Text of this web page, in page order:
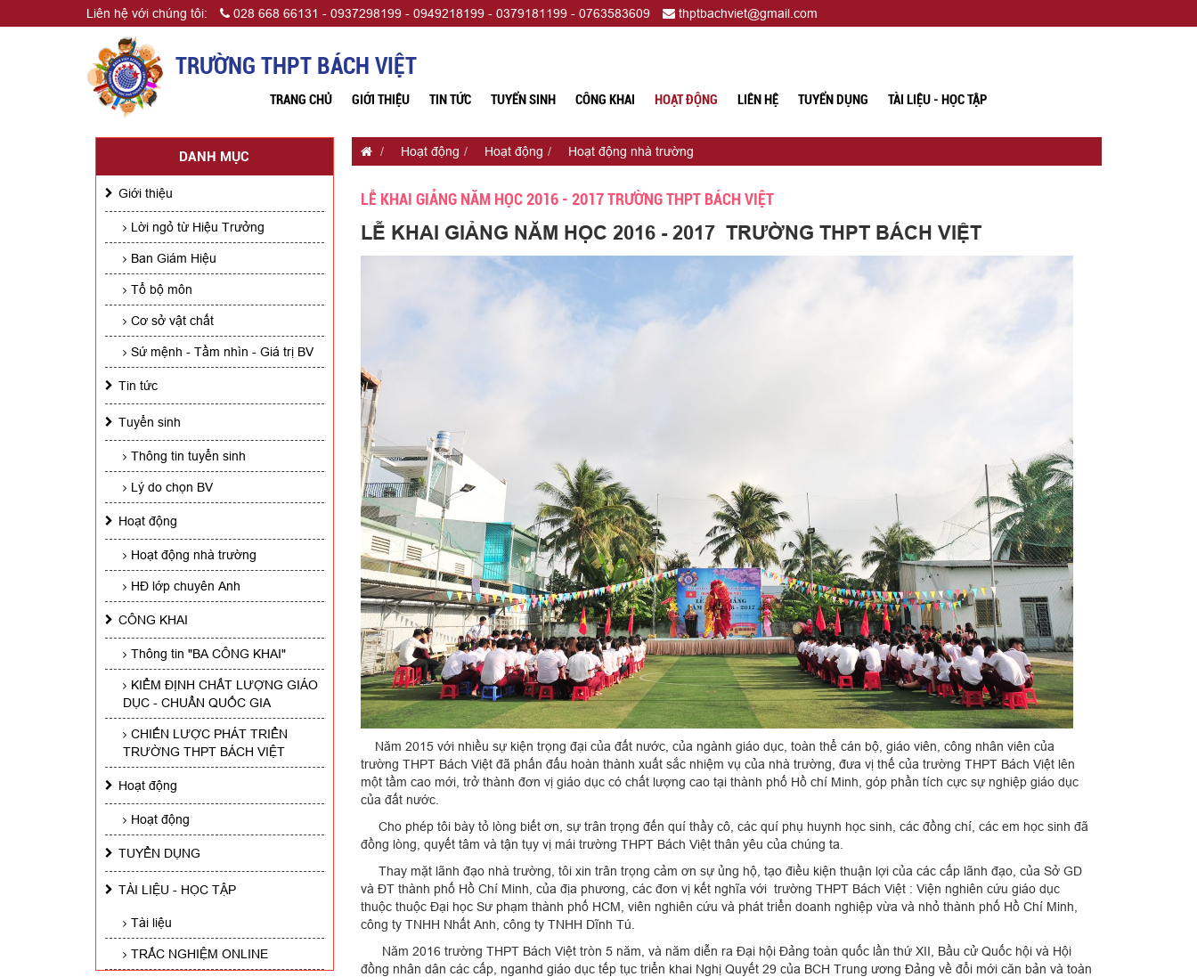
Liên hệ với chúng tôi: 028 668 66131 - 0937298199 - 0949218199 - 0379181199 - 0763583609 thptbachviet@gmail.com
TRƯỜNG THPT BÁCH VIỆT
TRANG CHỦ GIỚI THIỆU TIN TỨC TUYỂN SINH CÔNG KHAI HOẠT ĐỘNG LIÊN HỆ TUYỂN DỤNG TÀI LIỆU - HỌC TẬP
DANH MỤC
Giới thiệu
Lời ngỏ từ Hiệu Trưởng
Ban Giám Hiệu
Tổ bộ môn
Cơ sở vật chất
Sứ mệnh - Tầm nhìn - Giá trị BV
Tin tức
Tuyển sinh
Thông tin tuyển sinh
Lý do chọn BV
Hoạt động
Hoạt động nhà trường
HĐ lớp chuyên Anh
CÔNG KHAI
Thông tin "BA CÔNG KHAI"
KIỂM ĐỊNH CHẤT LƯỢNG GIÁO
DỤC - CHUẨN QUỐC GIA
CHIẾN LƯỢC PHÁT TRIỂN
TRƯỜNG THPT BÁCH VIỆT
Hoạt động
Hoạt động
TUYỂN DỤNG
TÀI LIỆU - HỌC TẬP
Tài liệu
TRẮC NGHIỆM ONLINE
Hoạt động Hoạt động Hoạt động nhà trường
LỄ KHAI GIẢNG NĂM HỌC 2016 - 2017 TRƯỜNG THPT BÁCH VIỆT
LỄ KHAI GIẢNG NĂM HỌC 2016 - 2017 TRƯỜNG THPT BÁCH VIỆT
Năm 2015 với nhiều sự kiện trọng đại của đất nước, của ngành giáo dục, toàn thể cán bộ, giáo viên, công nhân viên của
trường THPT Bách Việt đã phấn đấu hoàn thành xuất sắc nhiệm vụ của nhà trường, đưa vị thế của trường THPT Bách Việt lên
một tầm cao mới, trở thành đơn vị giáo dục có chất lượng cao tại thành phố Hồ chí Minh, góp phần tích cực sự nghiệp giáo dục
của đất nước.
Cho phép tôi bày tỏ lòng biết ơn, sự trân trọng đến quí thầy cô, các quí phụ huynh học sinh, các đồng chí, các em học sinh đã
đồng lòng, quyết tâm và tận tụy vị mái trường THPT Bách Việt thân yêu của chúng ta.
Thay mặt lãnh đạo nhà trường, tôi xin trân trọng cảm ơn sự ủng hộ, tạo điều kiện thuận lợi của các cấp lãnh đạo, của Sở GD
và ĐT thành phố Hồ Chí Minh, của địa phương, các đơn vị kết nghĩa với trường THPT Bách Việt : Viện nghiên cứu giáo dục
thuộc thuộc Đại học Sư phạm thành phố HCM, viên nghiên cứu và phát triển doanh nghiệp vừa và nhỏ thành phố Hồ Chí Minh,
công ty TNHH Nhất Anh, công ty TNHH Dĩnh Tú.
Năm 2016 trường THPT Bách Việt tròn 5 năm, và năm diễn ra Đại hội Đảng toàn quốc lần thứ XII, Bầu cử Quốc hội và Hội
đồng nhân dân các cấp, nganhd giáo dục tếp tục triển khai Nghị Quyết 29 của BCH Trung ương Đảng về đổi mới căn bản và toàn